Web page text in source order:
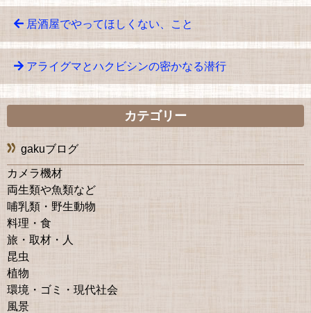
居酒屋でやってほしくない、こと
アライグマとハクビシンの密かなる潜行
カテゴリー
gakuブログ
カメラ機材
両生類や魚類など
哺乳類・野生動物
料理・食
旅・取材・人
昆虫
植物
環境・ゴミ・現代社会
風景